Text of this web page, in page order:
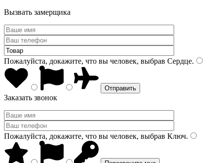
Вызвать замерщика
Пожалуйста, докажите, что вы человек, выбрав Сердце.
Заказать звонок
Пожалуйста, докажите, что вы человек, выбрав Ключ.